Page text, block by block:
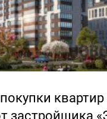
застройщика